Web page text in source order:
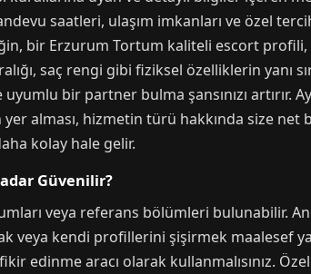
saatleri, ulaşım imkanları ve özel
bir Erzurum Tortum kaliteli escort
saç rengi gibi fiziksel özelliklerin yanı
bir partner bulma şansınızı artırır.
alması, hizmetin türü hakkında size net
kolay hale gelir.
Güvenilir?
veya referans bölümleri bulunabilir.
veya kendi profillerini şişirmek maalesef
edinme aracı olarak kullanmalısınız.